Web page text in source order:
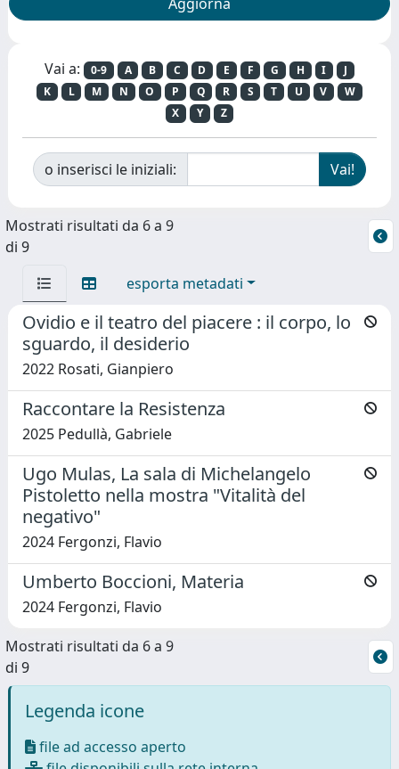
Vai a: 0-9 A B C D E F G H I
J
K
L M N O P Q R S T U V
W
X
Y Z
o inserisci le iniziali:
Mostrati risultati da 6 a 9
di 9
esporta metadati
Ovidio e il teatro del piacere : il corpo, lo
sguardo, il desiderio
2022 Rosati, Gianpiero
Raccontare la Resistenza
2025 Pedullà, Gabriele
Ugo Mulas, La sala di Michelangelo
Pistoletto nella mostra "Vitalità del
negativo"
2024 Fergonzi, Flavio
Umberto Boccioni, Materia
2024 Fergonzi, Flavio
Mostrati risultati da 6 a 9
di 9
Legenda icone
file ad accesso aperto